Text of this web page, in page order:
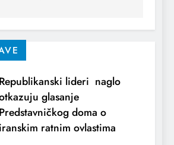
Republikanski lideri naglo
glasanje
Predstavničkog doma o
iranskim ratnim ovlastima